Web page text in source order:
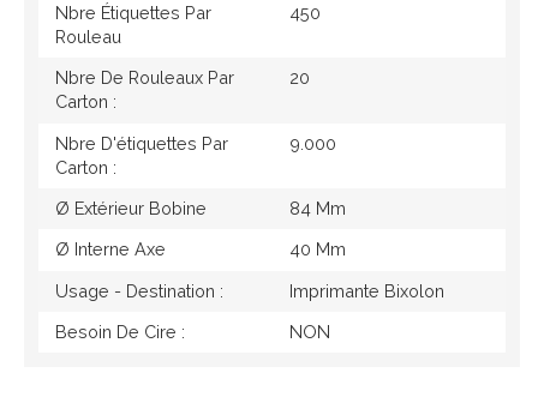
Nbre Étiquettes Par
Rouleau
450
Nbre De Rouleaux Par
Carton :
20
Nbre D'étiquettes Par
Carton :
9.000
Ø Extérieur Bobine 84 Mm
Ø Interne Axe 40 Mm
Usage - Destination : Imprimante Bixolon
Besoin De Cire : NON